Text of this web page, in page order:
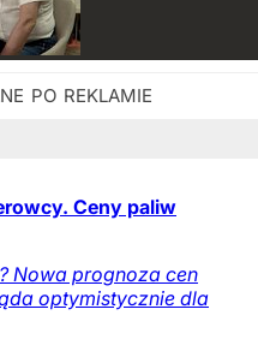
Ceny paliw
Nowa prognoza cen
optymistycznie dla